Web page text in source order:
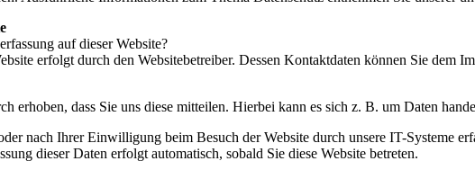
auf dieser Website?
erfolgt durch den Websitebetreiber. Dessen Kontaktdaten können Sie dem
erhoben, dass Sie uns diese mitteilen. Hierbei kann es sich z. B. um Daten
nach Ihrer Einwilligung beim Besuch der Website durch unsere IT-Systeme
dieser Daten erfolgt automatisch, sobald Sie diese Website betreten.